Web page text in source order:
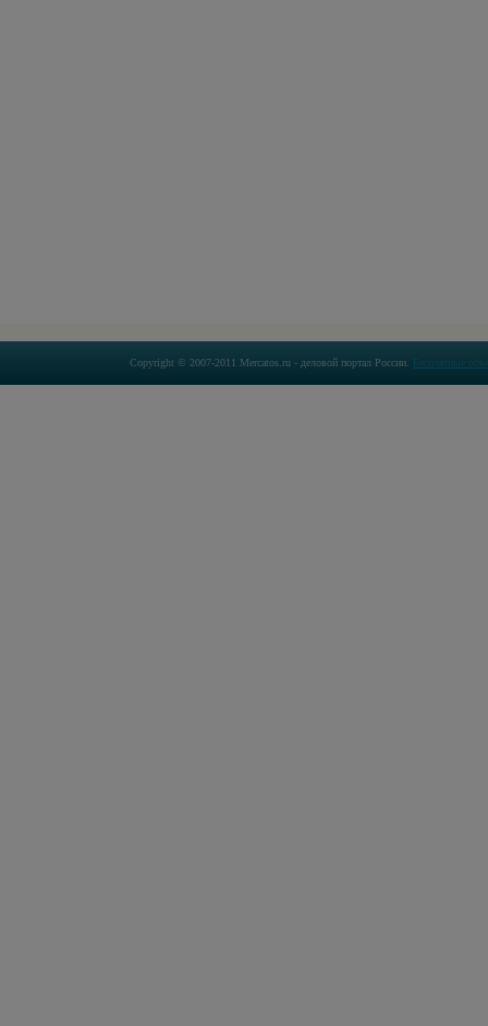
Copyright © 2007-2011 Mercatos.ru - деловой портал России. Бесплатные